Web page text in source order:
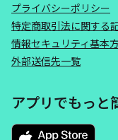
プライバシーポリシー
特定商取引法に関する
情報セキュリティ基本
外部送信先一覧
アプリでもっと